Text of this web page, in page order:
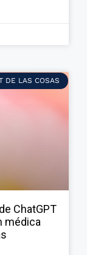
DE LAS COSAS
ChatGPT
médica